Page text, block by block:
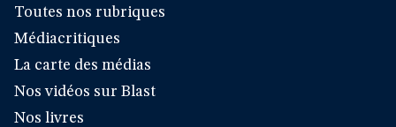
Toutes nos rubriques
Médiacritiques
La carte des médias
Nos vidéos sur Blast
Nos livres